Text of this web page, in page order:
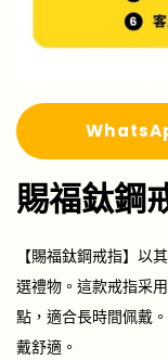
WhatsA
賜福鈦鋼
【賜福鈦鋼戒指】以
選禮物。這款戒指采
點，適合長時間佩戴
戴舒適。